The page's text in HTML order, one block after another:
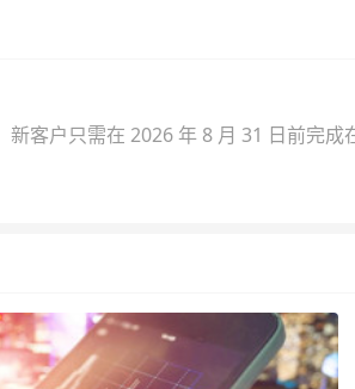
客户只需在 2026 年 8 月 31 日前完成